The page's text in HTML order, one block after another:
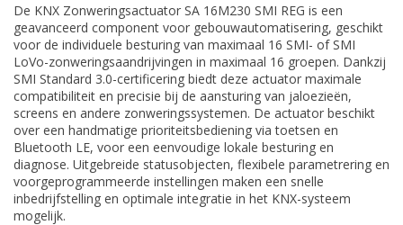
De KNX Zonweringsactuator SA 16M230 SMI REG is een
geavanceerd component voor gebouwautomatisering, geschikt
voor de individuele besturing van maximaal 16 SMI- of SMI
LoVo-zonweringsaandrijvingen in maximaal 16 groepen. Dankzij
SMI Standard 3.0-certificering biedt deze actuator maximale
compatibiliteit en precisie bij de aansturing van jaloezieën,
screens en andere zonweringssystemen. De actuator beschikt
over een handmatige prioriteitsbediening via toetsen en
Bluetooth LE, voor een eenvoudige lokale besturing en
diagnose. Uitgebreide statusobjecten, flexibele parametrering en
voorgeprogrammeerde instellingen maken een snelle
inbedrijfstelling en optimale integratie in het KNX-systeem
mogelijk.